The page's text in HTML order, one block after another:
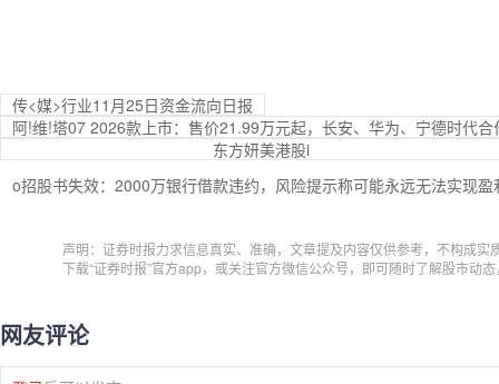
传<媒>行业11月25日资金流向日报
阿!维!塔07 2026款上市：售价21.99万元起，长安、华为、宁德时代合
东方妍美港股i
o招股书失效：2000万银行借款违约，风险提示称可能永远无法实现盈
声明：证券时报力求信息真实、准确，文章提及内容仅供参考，不构成实
下载“证券时报”官方app，或关注官方微信公众号，即可随时了解股市动
网友评论